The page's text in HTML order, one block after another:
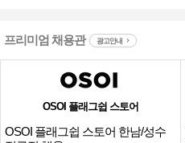
프리미엄 채용관 광고안내
OSOI 플래그쉽 스토어
OSOI 플래그쉽 스토어 한남/성수